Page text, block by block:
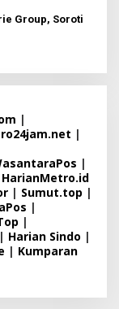
Group, Soroti
|
|
|
HarianMetro.id
| Sumut.top |
|
|
| Harian Sindo |
| Kumparan